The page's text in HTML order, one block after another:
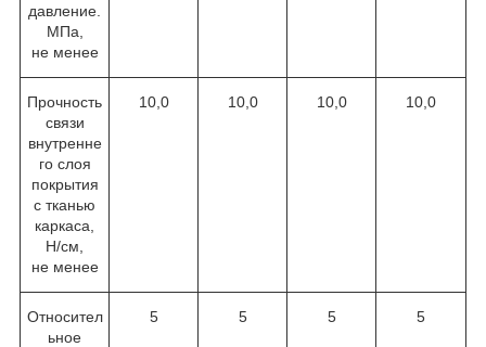
давление.
МПа,
не менее
Прочность
связи
внутренне
го слоя
покрытия
с тканью
каркаса,
Н/см,
не менее
10,0 10,0 10,0 10,0
Относител
ьное
5 5 5 5